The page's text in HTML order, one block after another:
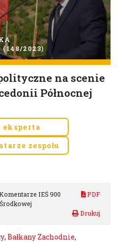
(148/2023)
na scenie
Północnej
eksperta
zespołu
IEŚ 900
PDF
, Bałkany Zachodnie,